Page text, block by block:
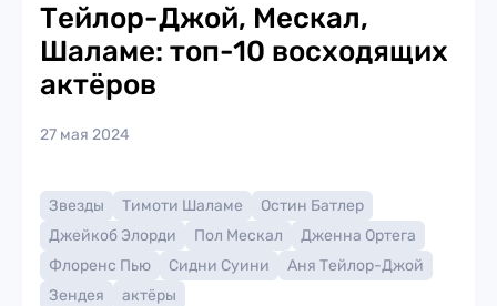
Тейлор-Джой, Мескал,
Шаламе: топ-10 восходящих
актёров
27 мая 2024
Звезды Тимоти Шаламе
Остин Батлер
Джейкоб Элорди
Пол Мескал
Дженна Ортега
Флоренс Пью
Сидни Суини
Аня Тейлор-Джой
Зендея
актёры